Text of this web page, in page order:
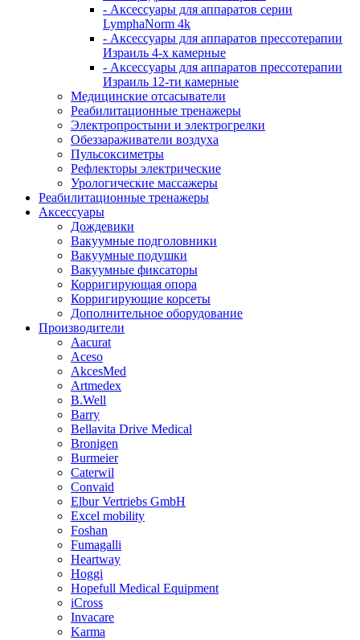
- Аксессуары для аппаратов серии
LymphaNorm 4k
- Аксессуары для аппаратов прессотерапии
Израиль 4-х камерные
- Аксессуары для аппаратов прессотерапии
Израиль 12-ти камерные
Медицинские отсасыватели
Реабилитационные тренажеры
Электропростыни и электрогрелки
Обеззараживатели воздуха
Пульсоксиметры
Рефлекторы электрические
Урологические массажеры
Реабилитационные тренажеры
Аксессуары
Дождевики
Вакуумные подголовники
Вакуумные подушки
Вакуумные фиксаторы
Корригирующая опора
Корригирующие корсеты
Дополнительное оборудование
Производители
Aacurat
Aceso
AkcesMed
Artmedex
B.Well
Barry
Bellavita Drive Medical
Bronigen
Burmeier
Caterwil
Convaid
Elbur Vertriebs GmbH
Excel mobility
Foshan
Fumagalli
Heartway
Hoggi
Hopefull Medical Equipment
iCross
Invacare
Karma